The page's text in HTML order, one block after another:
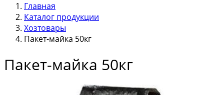
Главная
Каталог продукции
Хозтовары
Пакет-майка 50кг
Пакет-майка 50кг